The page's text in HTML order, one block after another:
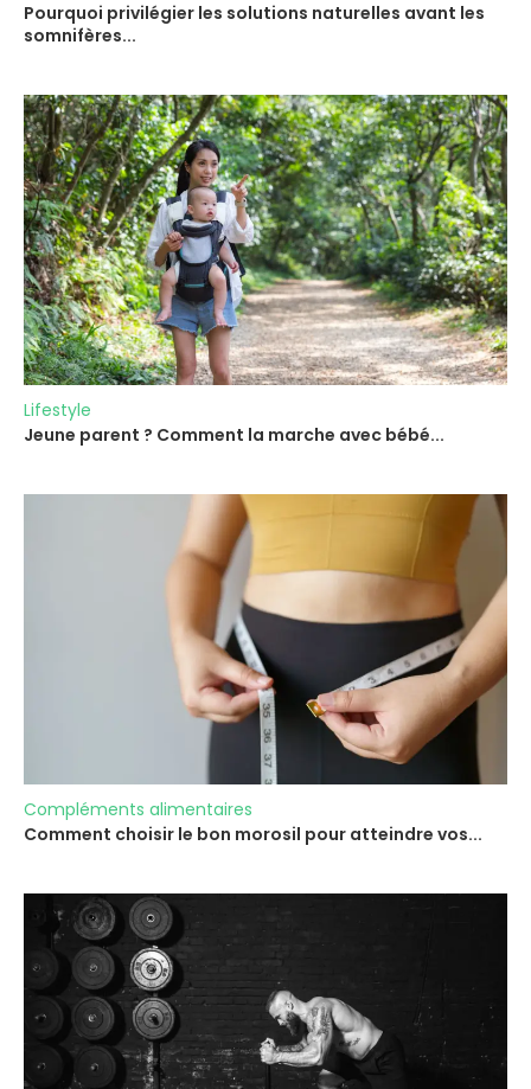
Pourquoi privilégier les solutions naturelles avant les
somnifères...
Lifestyle
Jeune parent ? Comment la marche avec bébé...
Compléments alimentaires
Comment choisir le bon morosil pour atteindre vos...